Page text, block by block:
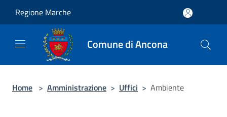
Regione Marche
Comune di Ancona
Home > Amministrazione > Uffici > Ambiente